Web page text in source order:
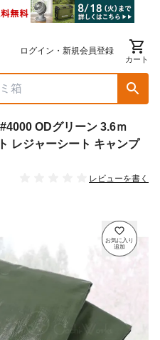
ログイン・新規会員登録
カート
ODグリーン 3.6ｍ
レジャーシート キャンプ
レビューを書く